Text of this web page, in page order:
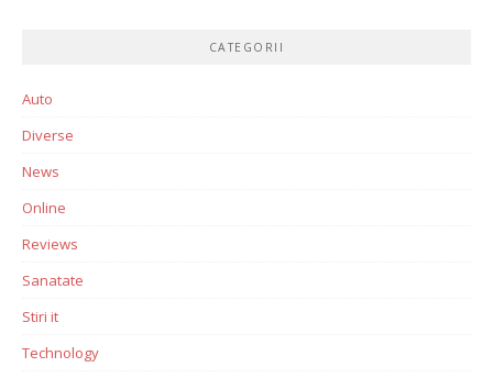
CATEGORII
Auto
Diverse
News
Online
Reviews
Sanatate
Stiri it
Technology